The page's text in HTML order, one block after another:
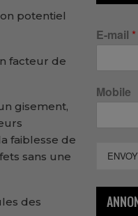
potentiel
facteur de
gisement,
faiblesse de
sans une
des
E-mail *
Mobile